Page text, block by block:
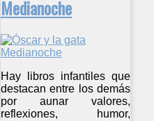
Medianoche
Hay libros infantiles que
destacan entre los demás
por aunar valores,
reflexiones, humor,